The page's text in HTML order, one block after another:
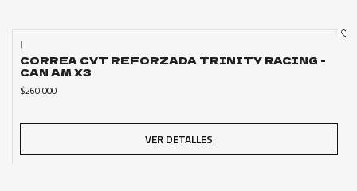
|
CORREA CVT REFORZADA TRINITY RACING -
CAN AM X3
$260.000
VER DETALLES